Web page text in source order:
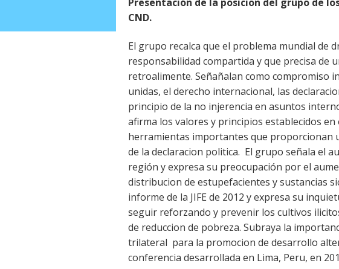
CND.
El grupo recalca que el problema mundial de
responsabilidad compartida y que precisa de
retroalimente. Señañalan como compromiso
unidas, el derecho internacional, las
principio de la no injerencia en asuntos
afirma los valores y principios establecidos en
herramientas importantes que proporcionan
de la declaracion politica. El grupo señala el
región y expresa su preocupación por el
distribucion de estupefacientes y sustancias
informe de la JIFE de 2012 y expresa su
seguir reforzando y prevenir los cultivos
de reduccion de pobreza. Subraya la
trilateral para la promocion de desarrollo
conferencia desarrollada en Lima, Peru, en